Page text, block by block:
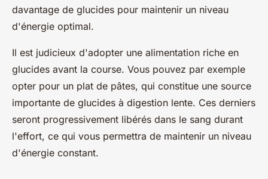
davantage de glucides pour maintenir un niveau
d'énergie optimal.
Il est judicieux d'adopter une alimentation riche en
glucides avant la course. Vous pouvez par exemple
opter pour un plat de pâtes, qui constitue une source
importante de glucides à digestion lente. Ces derniers
seront progressivement libérés dans le sang durant
l'effort, ce qui vous permettra de maintenir un niveau
d'énergie constant.